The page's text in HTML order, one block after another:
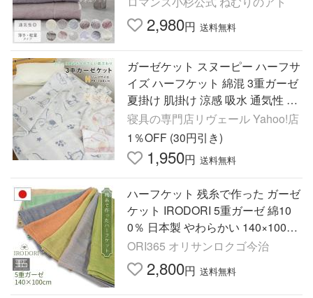
2,980円 送料無料
ガーゼケット スヌーピー ハーフサ
イズ ハーフケット 綿混 3重ガーゼ
夏掛け 肌掛け 涼感 吸水 通気性 洗
える タオルケット 寝具 布団 北欧
SNOOPY
寝具の専門店リヴェール Yahoo!店
1％OFF (30円引き)
1,950円 送料無料
ハーフケット 残糸で作った ガーゼ
ケット IRODORI 5重ガーゼ 綿10
0％ 日本製 やわらかい 140×100cm
タオルケット ひざ掛け ブランケッ
ト 滑らか
ORI365 オリサンロクゴ今治
2,800円 送料無料